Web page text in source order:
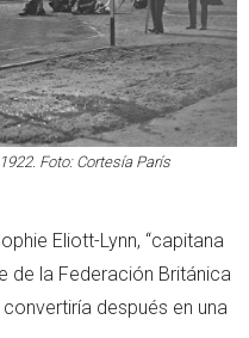
Foto: Cortesía París
Eliott-Lynn, “capitana
de la Federación Británica
después en una